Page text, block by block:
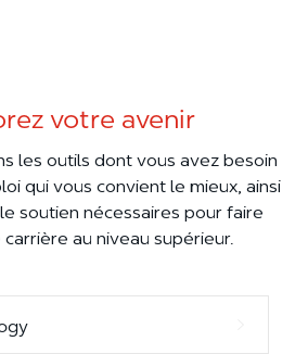
votre avenir
les outils dont vous avez besoin
qui vous convient le mieux, ainsi
soutien nécessaires pour faire
au niveau supérieur.